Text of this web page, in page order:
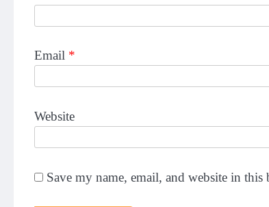
Email *
Website
Save my name, email, and website in